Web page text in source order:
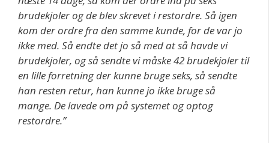
brudekjoler og de blev skrevet i restordre. Så igen
kom der ordre fra den samme kunde, for de var jo
ikke med. Så endte det jo så med at så havde vi
brudekjoler, og så sendte vi måske 42 brudekjoler til
en lille forretning der kunne bruge seks, så sendte
han resten retur, han kunne jo ikke bruge så
mange. De lavede om på systemet og optog
restordre.”